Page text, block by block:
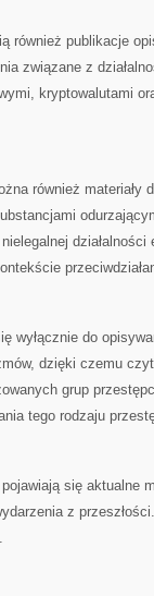
również publikacje
związane z
kryptowalutami
również
wyłącznie do
dzięki czemu
grup
tego rodzaju
się aktualne
z